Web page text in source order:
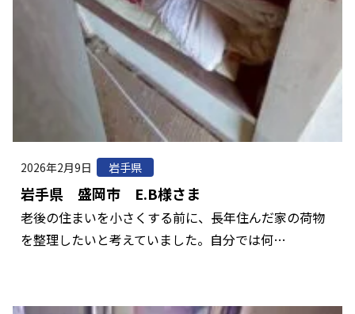
2026年2月9日 岩手県
岩手県 盛岡市 E.B様さま
老後の住まいを小さくする前に、長年住んだ家の荷物
を整理したいと考えていました。自分では何…